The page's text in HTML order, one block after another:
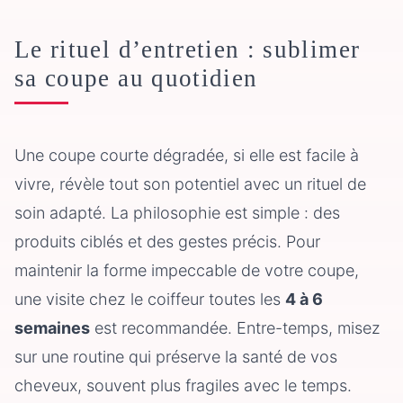
Le rituel d’entretien : sublimer
sa coupe au quotidien
Une coupe courte dégradée, si elle est facile à
vivre, révèle tout son potentiel avec un rituel de
soin adapté. La philosophie est simple : des
produits ciblés et des gestes précis. Pour
maintenir la forme impeccable de votre coupe,
une visite chez le coiffeur toutes les 4 à 6
semaines est recommandée. Entre-temps, misez
sur une routine qui préserve la santé de vos
cheveux, souvent plus fragiles avec le temps.